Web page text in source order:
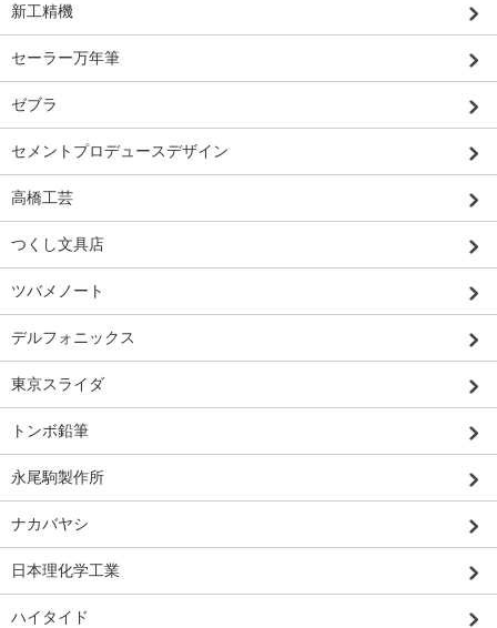
新工精機
セーラー万年筆
ゼブラ
セメントプロデュースデザイン
高橋工芸
つくし文具店
ツバメノート
デルフォニックス
東京スライダ
トンボ鉛筆
永尾駒製作所
ナカバヤシ
日本理化学工業
ハイタイド